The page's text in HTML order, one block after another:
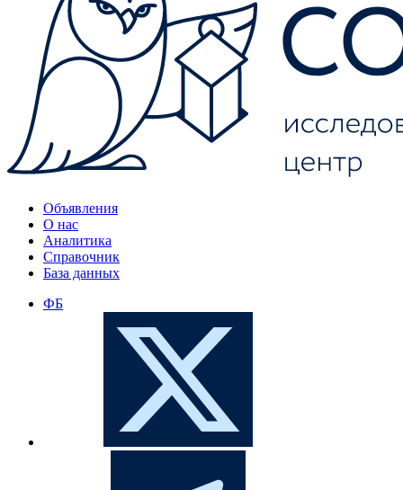
Объявления
О нас
Аналитика
Справочник
База данных
ФБ